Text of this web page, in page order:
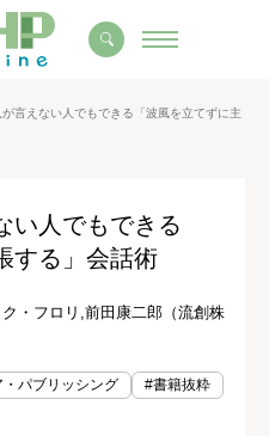
言えない人でもできる「波風を立てずに主
い人でもできる
する」会話術
・フロリ,前田康二郎（流創株
パブリッシング
#書籍抜粋